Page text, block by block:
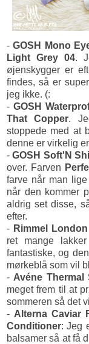
-GOSH Mono
Light Grey 04.
øjenskygger er
findes, så er
jeg ikke. (:
- GOSH
That Copper.
stoppede med at
denne er virkelig
-GOSH Soft'N
over. Farven
farve når man
når den kommer
aldrig set disse,
efter.
- Rimmel
ret mange
fantastiske, og
mørkeblå som vil
- Avéne Thermal
meget frem til at
sommeren så det
- Alterna Caviar
Conditioner: Jeg
balsamer så at få